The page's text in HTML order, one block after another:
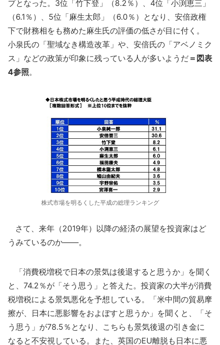
プとなった。3位「竹下登」（8.2％）、4位「小渕恵三」
（6.1％）、5位「麻生太郎」（6.0％）となり、安倍政権
下で財務相をも務めた麻生氏の評価の低さが目に付く。
小泉氏の「聖域なき構造改革」や、安倍氏の「アベノミク
ス」などの政策が印象に残っている人が多いようだ＝図表
4参照。
株式市場を明るくした平成の総理ランキング
さて、来年（2019年）以降の経済の展望を投資家はど
うみているのか――。
「消費税増税で日本の景気は後退すると思うか」を聞く
と、74.2％が「そう思う」と答えた。投資家の大半が消費
税増税による景気悪化を予想している。「米中間の貿易摩
擦が、日本に悪影響をおよぼすと思うか」を聞くと、「そ
う思う」が78.5％となり、こちらも景気後退の引き金に
なると不安視している。また、英国のEU離脱も日本に悪